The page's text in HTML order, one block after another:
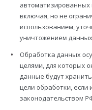
автоматизированных
включая, но не
использованием,
уничтожением
Обработка данных
целями, для которых
данные будут
цели обработки, если
законодательством